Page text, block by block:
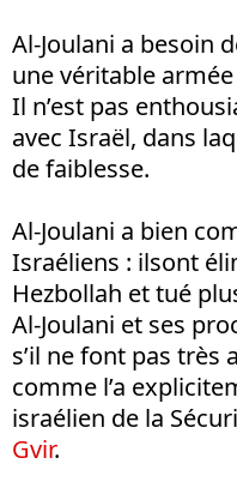
Al-Joulani a besoin
une véritable
Il n’est pas
avec Israël, dans
de faiblesse.
Al-Joulani a bien
Israéliens : ilsont
Hezbollah et tué
Al-Joulani et ses
s’il ne font pas très
comme l’a
israélien de la
Gvir.